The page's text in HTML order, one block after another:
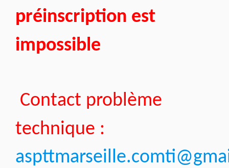
préinscription est
impossible
Contact problème
technique :